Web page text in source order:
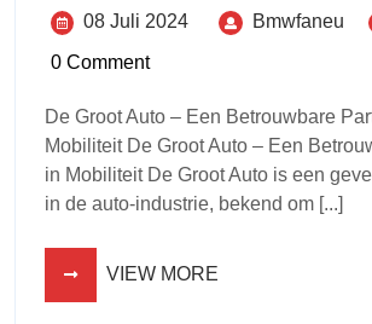
08 Juli 2024
Bmwfaneu
0 Comment
De Groot Auto – Een Betrouwbare
Mobiliteit De Groot Auto – Een
in Mobiliteit De Groot Auto is een
in de auto-industrie, bekend om [...]
VIEW MORE